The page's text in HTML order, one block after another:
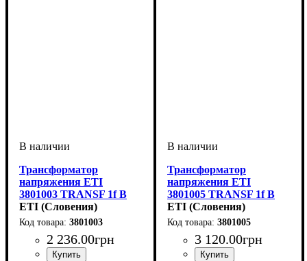
Трансформатор
напряжения ETI
3801003 TRANSF 1f B
12-0-12V 75VA
ETI (Словения)
3801003
2 236.00грн
Трансформатор
напряжения ETI
3801005 TRANSF 1f B
12-0-12V 150VA
ETI (Словения)
3801005
3 120.00грн